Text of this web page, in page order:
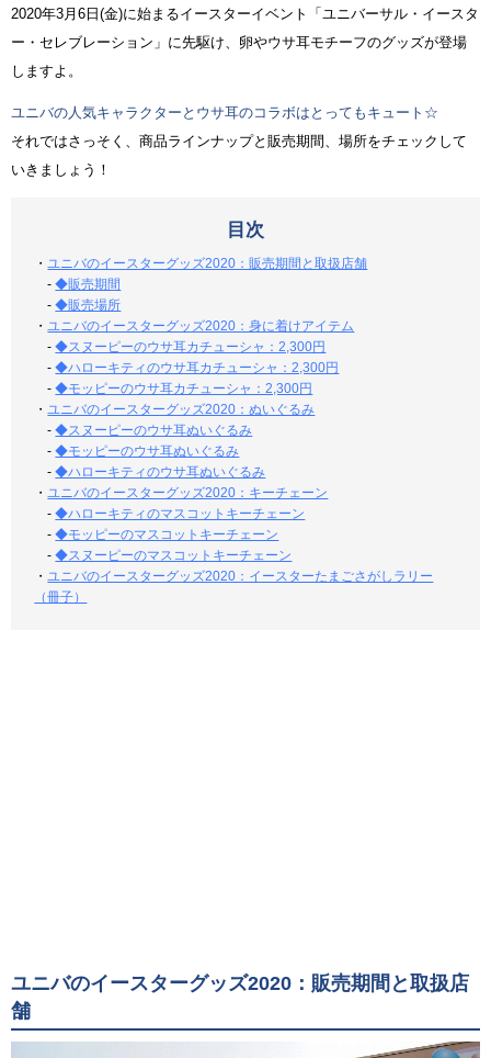
2020年3月6日(金)に始まるイースターイベント「ユニバーサル・イースタ
ー・セレブレーション」に先駆け、卵やウサ耳モチーフのグッズが登場
しますよ。
ユニバの人気キャラクターとウサ耳のコラボはとってもキュート☆
それではさっそく、商品ラインナップと販売期間、場所をチェックして
いきましょう！
目次
・ユニバのイースターグッズ2020：販売期間と取扱店舗
-◆販売期間
-◆販売場所
・ユニバのイースターグッズ2020：身に着けアイテム
-◆スヌーピーのウサ耳カチューシャ：2,300円
-◆ハローキティのウサ耳カチューシャ：2,300円
-◆モッピーのウサ耳カチューシャ：2,300円
・ユニバのイースターグッズ2020：ぬいぐるみ
-◆スヌーピーのウサ耳ぬいぐるみ
-◆モッピーのウサ耳ぬいぐるみ
-◆ハローキティのウサ耳ぬいぐるみ
・ユニバのイースターグッズ2020：キーチェーン
-◆ハローキティのマスコットキーチェーン
-◆モッピーのマスコットキーチェーン
-◆スヌーピーのマスコットキーチェーン
・ユニバのイースターグッズ2020：イースターたまごさがしラリー
（冊子）
ユニバのイースターグッズ2020：販売期間と取扱店
舗